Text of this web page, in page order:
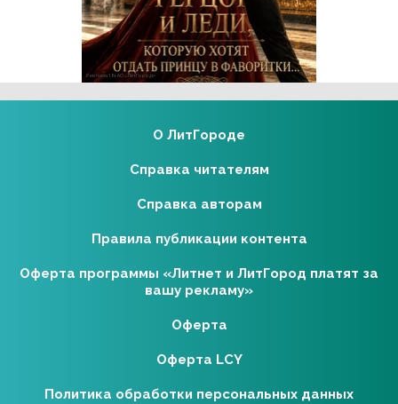
Реклама 18+ АО «ЛитГород»
О ЛитГороде
Справка читателям
Справка авторам
Правила публикации контента
Оферта программы «Литнет и ЛитГород платят за
вашу рекламу»
Оферта
Оферта LCY
Политика обработки персональных данных